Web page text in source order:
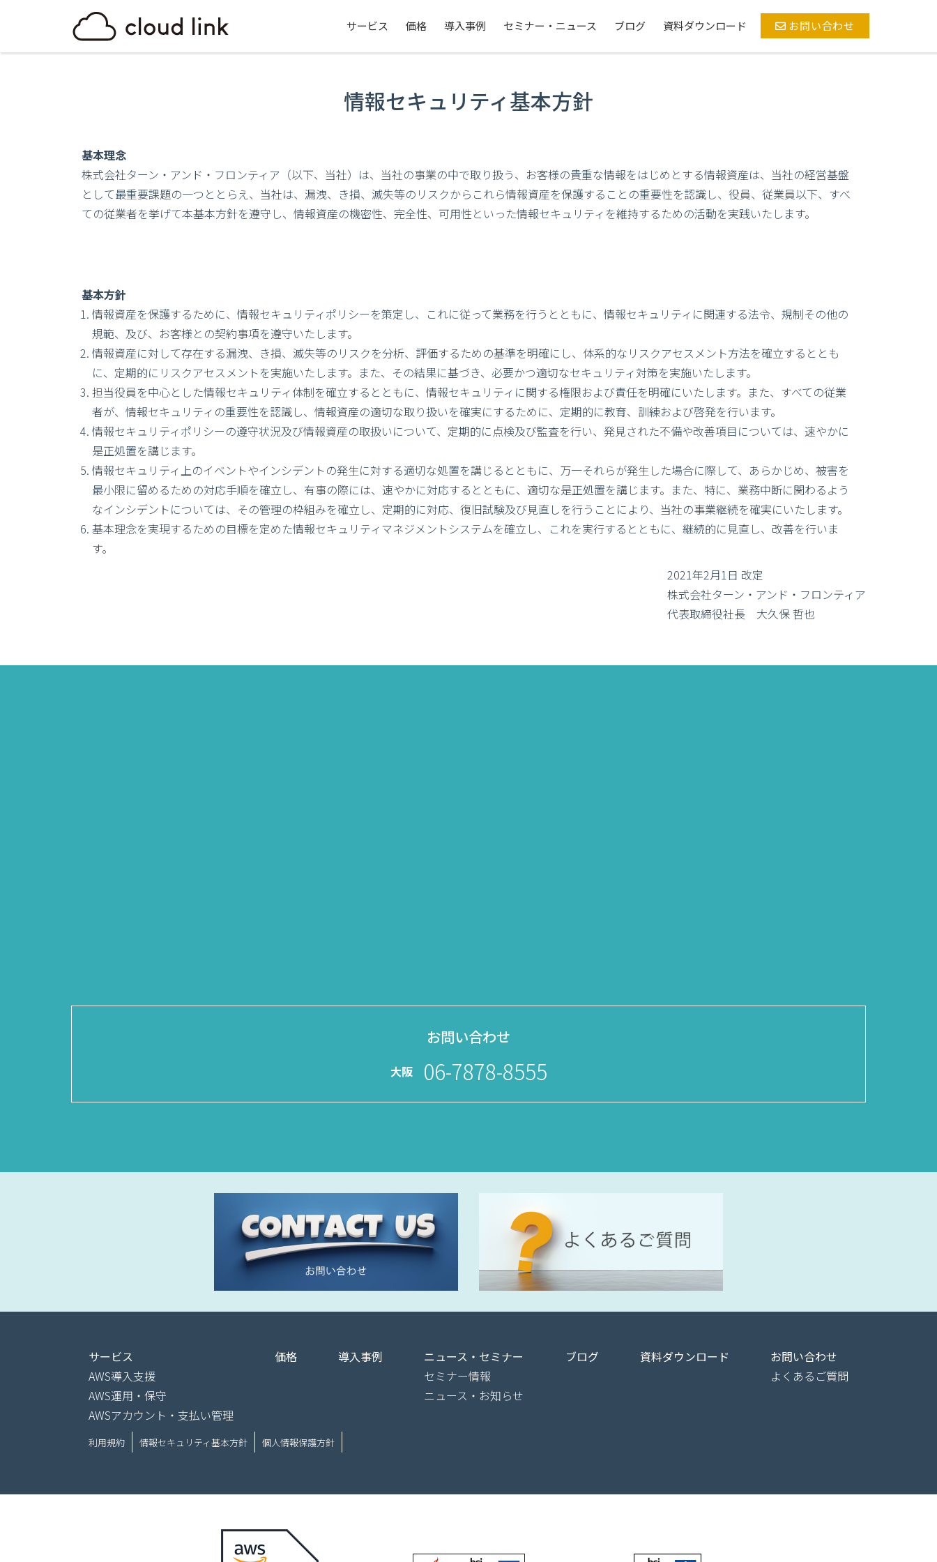
サービス 価格 導入事例 セミナー・ニュース ブログ 資料ダウンロード お問い合わせ
情報セキュリティ基本方針
基本理念
株式会社ターン・アンド・フロンティア（以下、当社）は、当社の事業の中で取り扱う、お客様の貴重な情報をはじめとする情報資産は、当社の経営基盤
として最重要課題の一つととらえ、当社は、漏洩、き損、滅失等のリスクからこれら情報資産を保護することの重要性を認識し、役員、従業員以下、すべ
ての従業者を挙げて本基本方針を遵守し、情報資産の機密性、完全性、可用性といった情報セキュリティを維持するための活動を実践いたします。
基本方針
情報資産を保護するために、情報セキュリティポリシーを策定し、これに従って業務を行うとともに、情報セキュリティに関連する法令、規制その他の
規範、及び、お客様との契約事項を遵守いたします。
情報資産に対して存在する漏洩、き損、滅失等のリスクを分析、評価するための基準を明確にし、体系的なリスクアセスメント方法を確立するととも
に、定期的にリスクアセスメントを実施いたします。また、その結果に基づき、必要かつ適切なセキュリティ対策を実施いたします。
担当役員を中心とした情報セキュリティ体制を確立するとともに、情報セキュリティに関する権限および責任を明確にいたします。また、すべての従業
者が、情報セキュリティの重要性を認識し、情報資産の適切な取り扱いを確実にするために、定期的に教育、訓練および啓発を行います。
情報セキュリティポリシーの遵守状況及び情報資産の取扱いについて、定期的に点検及び監査を行い、発見された不備や改善項目については、速やかに
是正処置を講じます。
情報セキュリティ上のイベントやインシデントの発生に対する適切な処置を講じるとともに、万一それらが発生した場合に際して、あらかじめ、被害を
最小限に留めるための対応手順を確立し、有事の際には、速やかに対応するとともに、適切な是正処置を講じます。また、特に、業務中断に関わるよう
なインシデントについては、その管理の枠組みを確立し、定期的に対応、復旧試験及び見直しを行うことにより、当社の事業継続を確実にいたします。
基本理念を実現するための目標を定めた情報セキュリティマネジメントシステムを確立し、これを実行するとともに、継続的に見直し、改善を行いま
す。
2021年2月1日 改定
株式会社ターン・アンド・フロンティア
代表取締役社長 大久保 哲也
お問い合わせ
大阪 06-7878-8555
サービス
AWS導入支援
AWS運用・保守
AWSアカウント・支払い管理
価格 導入事例
ニュース・セミナー
セミナー情報
ニュース・お知らせ
ブログ 資料ダウンロード
お問い合わせ
よくあるご質問
利用規約 情報セキュリティ基本方針 個人情報保護方針